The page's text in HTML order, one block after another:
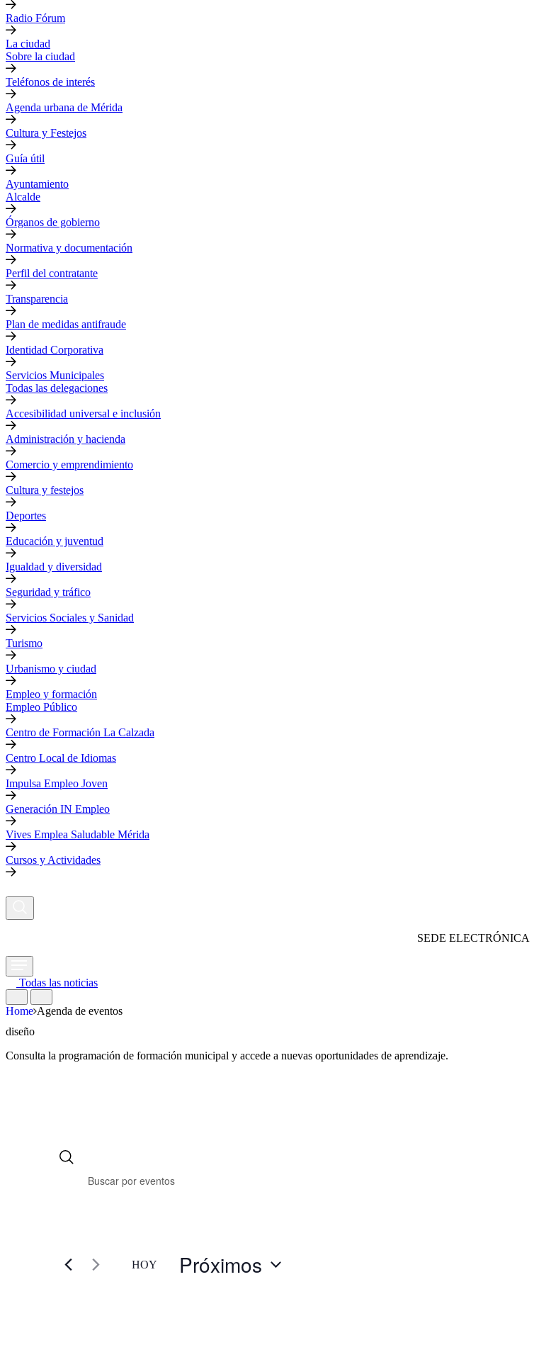
Radio Fórum
La ciudad
Sobre la ciudad
Teléfonos de interés
Agenda urbana de Mérida
Cultura y Festejos
Guía útil
Ayuntamiento
Alcalde
Órganos de gobierno
Normativa y documentación
Perfil del contratante
Transparencia
Plan de medidas antifraude
Identidad Corporativa
Servicios Municipales
Todas las delegaciones
Accesibilidad universal e inclusión
Administración y hacienda
Comercio y emprendimiento
Cultura y festejos
Deportes
Educación y juventud
Igualdad y diversidad
Seguridad y tráfico
Servicios Sociales y Sanidad
Turismo
Urbanismo y ciudad
Empleo y formación
Empleo Público
Centro de Formación La Calzada
Centro Local de Idiomas
Impulsa Empleo Joven
Generación IN Empleo
Vives Emplea Saludable Mérida
Cursos y Actividades
SEDE ELECTRÓNICA
Todas las noticias
Home Agenda de eventos
diseño
Consulta la programación de formación municipal y accede a nuevas oportunidades de aprendizaje.
HOY Próximos